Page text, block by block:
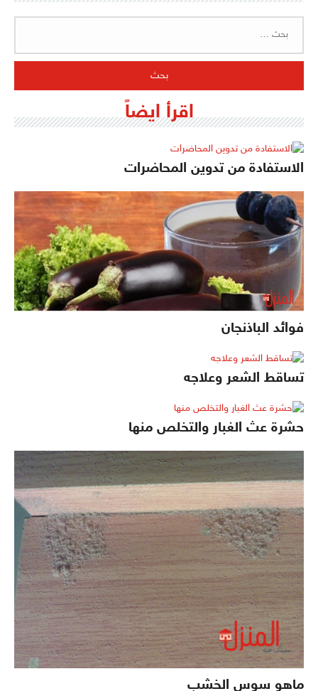
اقرأ ايضاً
الاستفادة من تدوين المحاضرات
فوائد الباذنجان
تساقط الشعر وعلاجه
حشرة عث الغبار والتخلص منها
ماهو سوس الخشب